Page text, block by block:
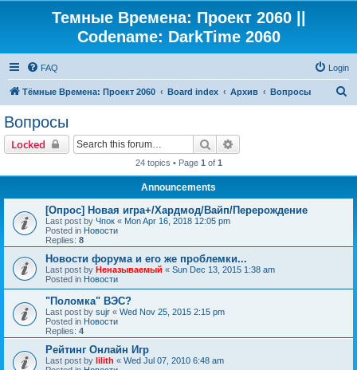
Темные Времена: Проект 2060 ||
Codename: DarkTime 2060
FAQ Login
Тёмные Времена: Проект 2060 Board index Архив Вопросы
Вопросы
Locked Search
24 topics • Page 1 of 1
Announcements
[Опрос] Новая игра+/Хардмод/Вайп/Перерождение
Last post by Чпок « Mon Apr 16, 2018 12:05 pm
Posted in Новости
Replies: 8
Новости форума и его же проблемки...
Last post by Неназываемый « Sun Dec 13, 2015 1:38 am
Posted in Новости
"Поломка" ВЭС?
Last post by sujr « Wed Nov 25, 2015 2:15 pm
Posted in Новости
Replies: 4
Рейтинг Онлайн Игр
Last post by lilith « Wed Jul 07, 2010 6:48 am